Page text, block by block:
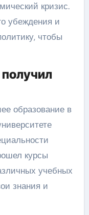
кризис.
убеждения и
чтобы
образование в
курсы
учебных
знания и